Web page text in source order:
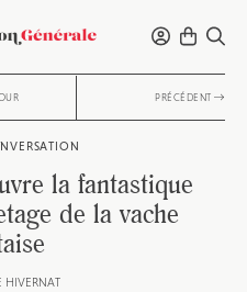
PRÉCÉDENT
la fantastique
de la vache
HIVERNAT